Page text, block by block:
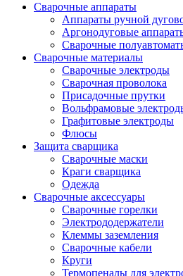
Сварочные аппараты
Аппараты ручной
Аргонодуговые
Сварочные
Сварочные материалы
Сварочные электроды
Сварочная проволока
Присадочные прутки
Вольфрамовые
Графитовые электроды
Флюсы
Защита сварщика
Сварочные маски
Краги сварщика
Одежда
Сварочные аксессуары
Сварочные горелки
Электрододержатели
Клеммы заземления
Сварочные кабели
Круги
Термопеналы для